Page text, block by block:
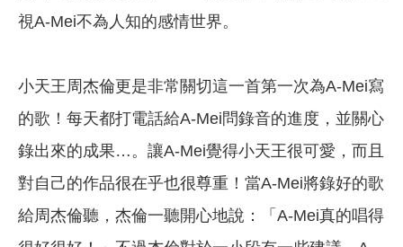
視A-Mei不為人知的感情世界。
小天王周杰倫更是非常關切這一首第一次為A-Mei寫
的歌！每天都打電話給A-Mei問錄音的進度，並關心
錄出來的成果…。讓A-Mei覺得小天王很可愛，而且
對自己的作品很在乎也很尊重！當A-Mei將錄好的歌
給周杰倫聽，杰倫一聽開心地說：「A-Mei真的唱得